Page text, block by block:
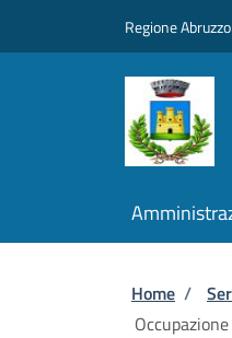
Regione Abruzzo
Home /